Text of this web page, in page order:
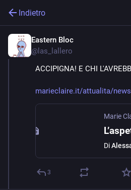
Indietro
Eastern Bloc
@las_lallero
ACCIPIGNA! E CHI
marieclaire.it/attualita/
Marie
Di
3